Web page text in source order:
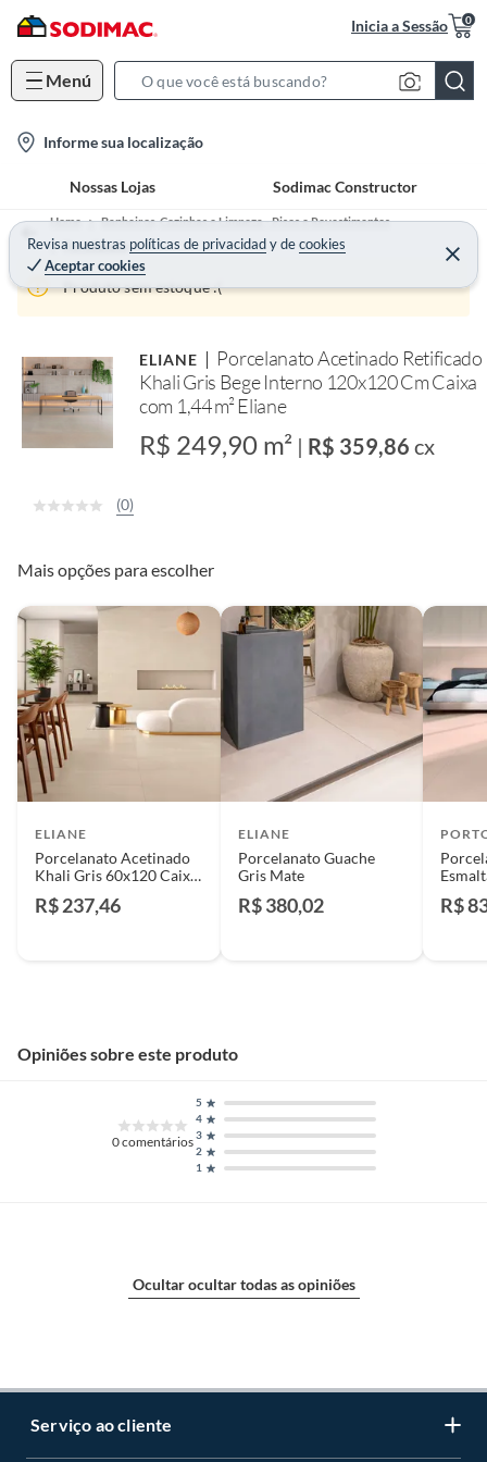
Inicia a Sessão 0
Menú
S
c
h
B
a
Informe sua localização
Nossas Lojas Sodimac Constructor
Revisa nuestras políticas de privacidadydecookies
Aceptar cookies
Home
Banheiros, Cozinhas e Limpeza - Pisos e Revestimentos
Porcelanato
Produto sem estoque :(
ELIANE
Porcelanato Acetinado Retificado
Khali Gris Bege Interno 120x120 Cm Caixa
com 1,44 m² Eliane
R$ 249,90 m² | R$ 359,86 cx
(0)
Mais opções para escolher
ELIANE
Porcelanato Acetinado
Khali Gris 60x120 Caixa
R$ 237,46
ELIANE
Porcelanato Guache
Gris Mate
R$ 380,02 R$
Opiniões sobre este produto
0comentários
1
2
3
4
5
Ocultar ocultar todas as opiniões
Serviço ao cliente